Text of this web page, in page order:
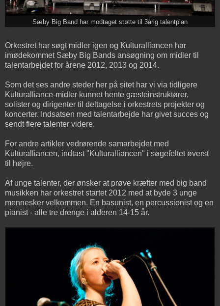
Sæby Big Band har modtaget støtte til 3årig talentplan
Orkestret har søgt midler igen og Kulturalliancen har
imødekommet Sæby Big Bands ansøgning om midler til
talentarbejdet for årene 2012, 2013 og 2014.
Som det ses andre steder her på sitet har vi via tidligere
Kulturalliance-midler kunnet hente gæsteinstruktører,
solister og dirigenter til deltagelse i orkestrets projekter og
koncerter. Indsatsen med talentarbejde har givet succes og
sendt flere talenter videre.
For andre artikler vedrørende samarbejdet med
Kulturalliancen, indtast "Kulturalliancen" i søgefeltet øverst
til højre.
Af unge talenter, der ønsker at prøve kræfter med big band
musikken har orkestret startet 2012 med at byde 3 unge
mennesker velkommen. En basunist, en percussionist og en
pianist - alle tre drenge i alderen 14-15 år.